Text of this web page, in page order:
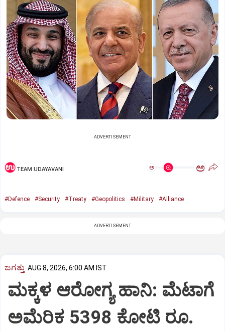
ADVERTISEMENT
TEAM UDAYAVANI ಅ ಅ
#Defence #Security #Treaty #Geopolitics #Military #Alliance
ADVERTISEMENT
ಜಗತ್ತು AUG 8, 2026, 6:00 AM IST
ಮಕ್ಕಳ ಆರೋಗ್ಯ ಹಾನಿ: ಮೆಟಾಗೆ
ಅಮೆರಿಕ 5398 ಕೋಟಿ ರೂ.